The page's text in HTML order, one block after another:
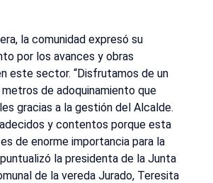
la comunidad expresó su
por los avances y obras
este sector. “Disfrutamos de un
de adoquinamiento que
gracias a la gestión del Alcalde.
y contentos porque esta
de enorme importancia para la
la presidenta de la Junta
de la vereda Jurado, Teresita